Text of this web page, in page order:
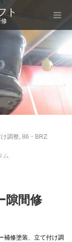
ト
調整, 86・BRZ
ム
隙間修
補修塗装、 立て付け調